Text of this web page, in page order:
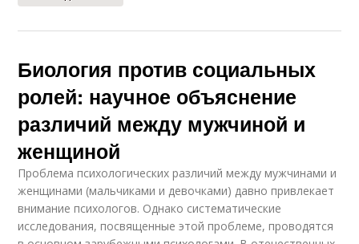
Биология против социальных
ролей: научное объяснение
различий между мужчиной и
женщиной
Проблема психологических различий между мужчинами и
женщинами (мальчиками и девочками) давно привлекает
внимание психологов. Однако систематические
исследования, посвященные этой проблеме, проводятся